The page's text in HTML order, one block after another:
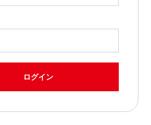
ログイン